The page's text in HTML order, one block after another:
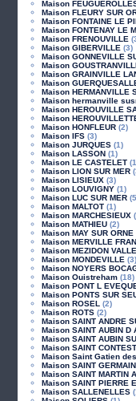
Maison
Maison FLEURY SUR
Maison FONTAINE LE
Maison FONTENAY LE
Maison FRENOUVILLE
Maison GIBERVILLE (3)
Maison GONNEVILLE
Maison
Maison GRAINVILLE
Maison
Maison HERMANVILLE
Maison hermanville
Maison HEROUVILLE
Maison
Maison HONFLEUR (2)
Maison IFS (3)
Maison JURQUES (1)
Maison LASSON (1)
Maison LE CASTELET
Maison LION SUR MER
Maison LISIEUX (3)
Maison LOUVIGNY (1)
Maison LUC SUR MER
Maison MALTOT (1)
Maison MARCHESIEUX
Maison MATHIEU (2)
Maison MAY SUR ORNE
Maison MERVILLE
Maison MEZIDON
Maison MONDEVILLE (3)
Maison NOYERS
Maison Ouistreham (18)
Maison PONT L
Maison PONTS SUR
Maison ROSEL (2)
Maison ROTS (2)
Maison SAINT ANDRE
Maison SAINT AUBIN D
Maison SAINT AUBIN
Maison SAINT CONTEST
Maison Saint Gatien
Maison SAINT
Maison SAINT MARTIN
Maison SAINT PIERRE
Maison SALLENELLES